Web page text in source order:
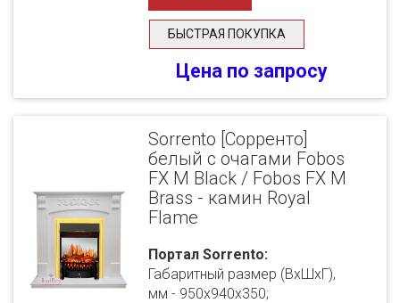
БЫСТРАЯ ПОКУПКА
Цена по запросу
Sorrento [Сорренто]
белый с очагами Fobos
FX M Black / Fobos FX M
Brass - камин Royal
Flame
Портал Sorrento:
Габаритный размер (ВхШхГ),
мм - 950х940х350;